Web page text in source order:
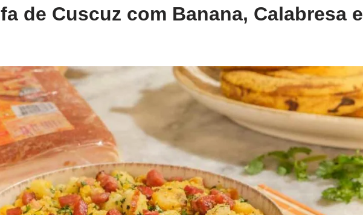
de Cuscuz com Banana, Calabresa e